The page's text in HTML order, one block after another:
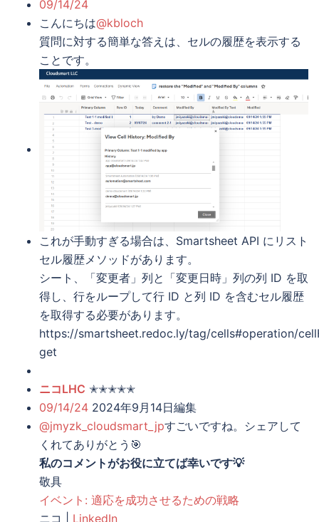
09/14/24
こんにちは@kbloch
質問に対する簡単な答えは、セルの履歴を表示する
ことです。
これが手動すぎる場合は、Smartsheet API にリスト
セル履歴メソッドがあります。
シート、「変更者」列と「変更日時」列の列 ID を取
得し、行をループして行 ID と列 ID を含むセル履歴
を取得する必要があります。
https://smartsheet.redoc.ly/tag/cells#operation/
get
ニコLHC ✭✭✭✭✭
09/14/24 2024年9月14日編集
@jmyzk_cloudsmart_jpすごいですね。シェアして
くれてありがとう🎯
私のコメントがお役に立てば幸いです💡
敬具
イベント: 適応を成功させるための戦略
ニコ | LinkedIn